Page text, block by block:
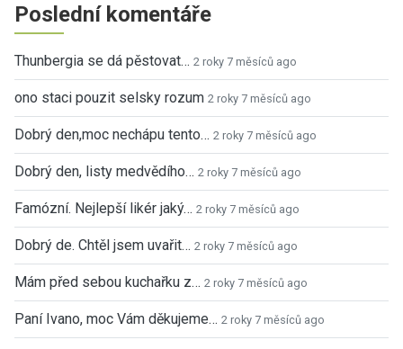
Poslední komentáře
Thunbergia se dá pěstovat… 2 roky 7 měsíců ago
ono staci pouzit selsky rozum 2 roky 7 měsíců ago
Dobrý den,moc nechápu tento… 2 roky 7 měsíců ago
Dobrý den, listy medvědího… 2 roky 7 měsíců ago
Famózní. Nejlepší likér jaký… 2 roky 7 měsíců ago
Dobrý de. Chtěl jsem uvařit… 2 roky 7 měsíců ago
Mám před sebou kuchařku z… 2 roky 7 měsíců ago
Paní Ivano, moc Vám děkujeme… 2 roky 7 měsíců ago